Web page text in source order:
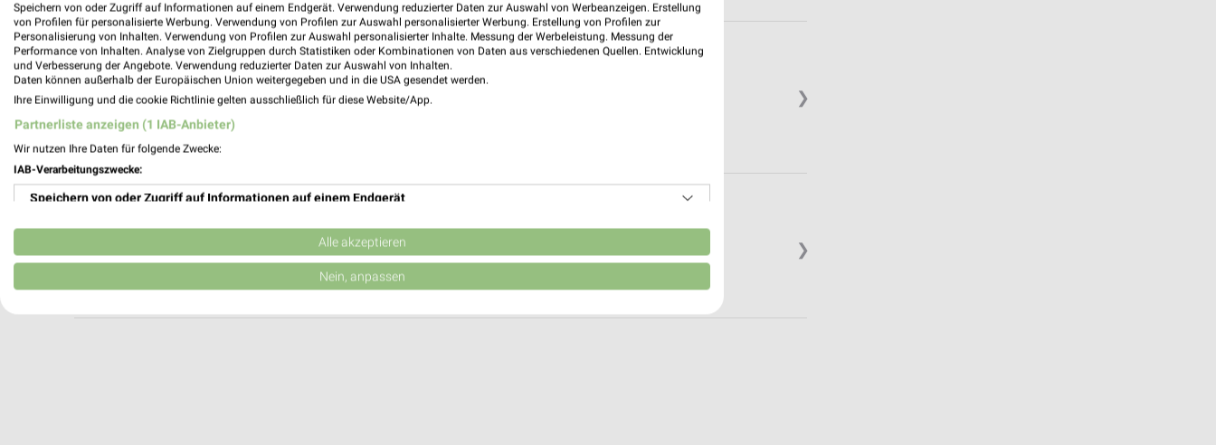
❯
Auto Centrum Lass Eckernförde
Sauerstr. 15
24340 Eckernförde
Heute 09:00 - 13:30 Uhr |
318,94 km
❯
Autohaus Schmidt Süderbrarup
Heute 08:30 - 12:00 Uhr | Geschlossen
Speichern von oder Zugriff auf Informationen auf einem Endgerät. Verwendung reduzierter Daten zur Auswahl von Werbeanzeigen. Erstellung
von Profilen für personalisierte Werbung. Verwendung von Profilen zur Auswahl personalisierter Werbung. Erstellung von Profilen zur
Personalisierung von Inhalten. Verwendung von Profilen zur Auswahl personalisierter Inhalte. Messung der Werbeleistung. Messung der
Performance von Inhalten. Analyse von Zielgruppen durch Statistiken oder Kombinationen von Daten aus verschiedenen Quellen. Entwicklung
und Verbesserung der Angebote. Verwendung reduzierter Daten zur Auswahl von Inhalten.
Daten können außerhalb der Europäischen Union weitergegeben und in die USA gesendet werden.
Ihre Einwilligung und die cookie Richtlinie gelten ausschließlich für diese Website/App.
Partnerliste anzeigen (1 IAB-Anbieter)
Wir nutzen Ihre Daten für folgende Zwecke:
IAB-Verarbeitungszwecke:
Speichern von oder Zugriff auf Informationen auf einem Endgerät
Verwendung reduzierter Daten zur Auswahl von Werbeanzeigen
Erstellung von Profilen für personalisierte Werbung
Alle akzeptieren
Nein, anpassen